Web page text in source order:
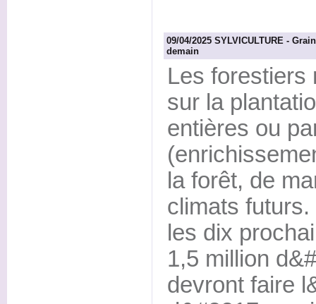
09/04/2025 SYLVICULTURE -
demain
Les forestiers
sur la
entières ou
la forêt, de
climats
les dix
1,5 million
devront faire